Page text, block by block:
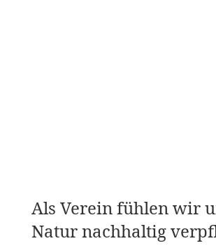
Als Verein fühlen wir
Natur nachhaltig